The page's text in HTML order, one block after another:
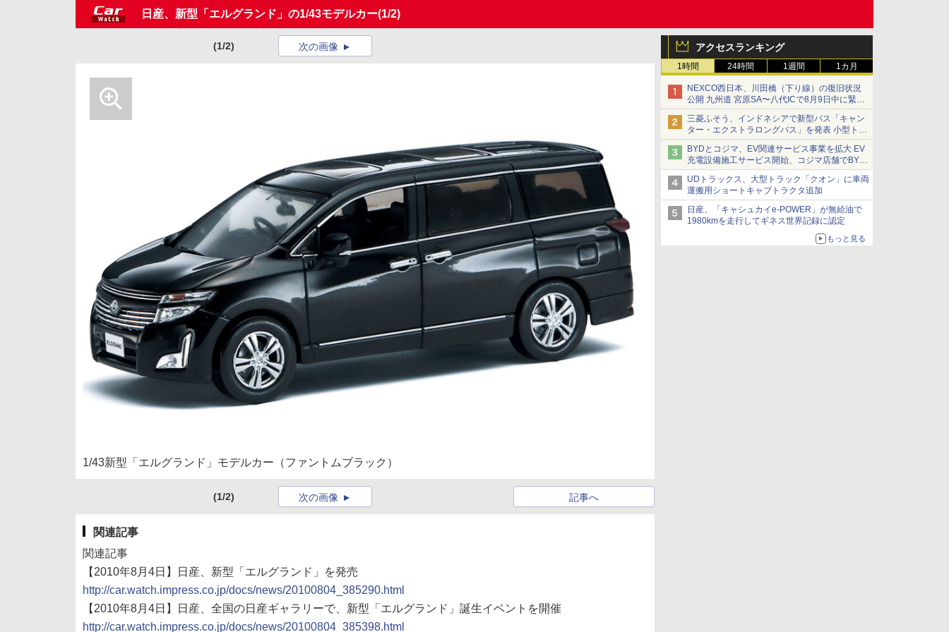
日産、新型「エルグランド」の1/43モデルカー(1/2)
アクセスランキング
1時間 24時間 1週間 1カ月
NEXCO西日本、川田橋（下り線）の復旧状況
公開 九州道 宮原SA〜八代ICで8月9日中に緊急
車両を通行可能に
三菱ふそう、インドネシアで新型バス「キャン
ター・エクストラロングバス」を発表 小型トラ
ックベースの観光・旅客輸送向けバス
BYDとコジマ、EV関連サービス事業を拡大 EV
充電設備施工サービス開始、コジマ店舗でBYD
車の展示・試乗イベントを強化
UDトラックス、大型トラック「クオン」に車両
運搬用ショートキャブトラクタ追加
日産、「キャシュカイe-POWER」が無給油で
1980kmを走行してギネス世界記録に認定
もっと見る
(1/2) 次の画像
1/43新型「エルグランド」モデルカー（ファントムブラック）
(1/2) 記事へ
次の画像
関連記事
関連記事
【2010年8月4日】日産、新型「エルグランド」を発売
http://car.watch.impress.co.jp/docs/news/20100804_385290.html
【2010年8月4日】日産、全国の日産ギャラリーで、新型「エルグランド」誕生イベントを開催
http://car.watch.impress.co.jp/docs/news/20100804_385398.html